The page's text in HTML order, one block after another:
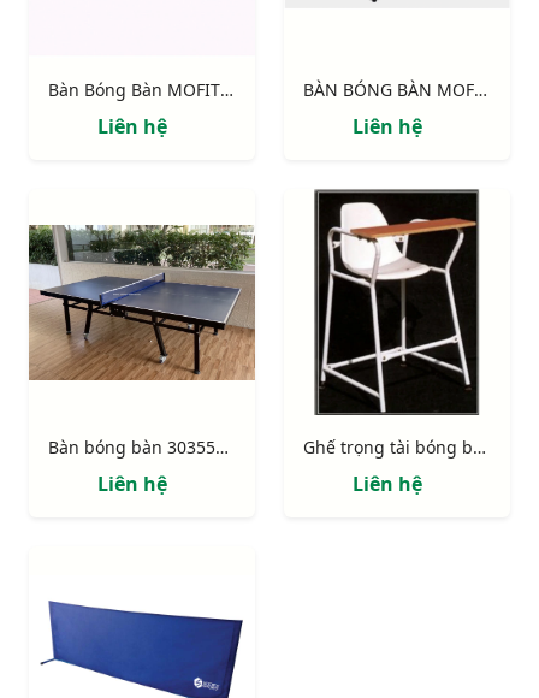
Bàn Bóng Bàn MOFIT SPORT MP201
Liên hệ
BÀN BÓNG BÀN MOFIT SPORT MP99
Liên hệ
Bàn bóng bàn 303551 thi đấu
Liên hệ
Ghế trọng tài bóng bàn 302359
Liên hệ